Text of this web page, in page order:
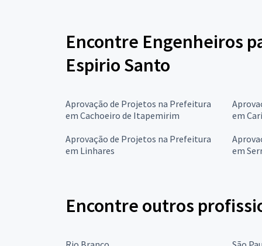
Encontre Engenheiros
Espirio Santo
Aprovação de Projetos na Prefeitura
em Cachoeiro de Itapemirim
em
Aprovação de Projetos na Prefeitura
em Linhares
em
Encontre outros